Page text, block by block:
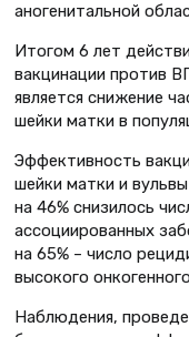
аногенитальной
Итогом 6 лет
вакцинации против
является снижение
шейки матки в
Эффективность
шейки матки и
на 46% снизилось
ассоциированных
на 65% – число
высокого
Наблюдения,